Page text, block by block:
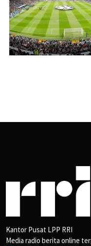
Kantor Pusat LPP RRI
Media radio berita online